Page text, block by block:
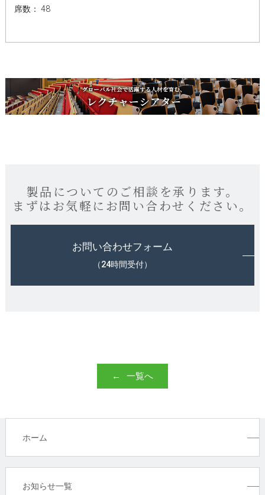
席数： 48
製品についてのご相談を承ります。
まずはお気軽にお問い合わせください。
お問い合わせフォーム
（24時間受付）
一覧へ
ホーム
お知らせ一覧